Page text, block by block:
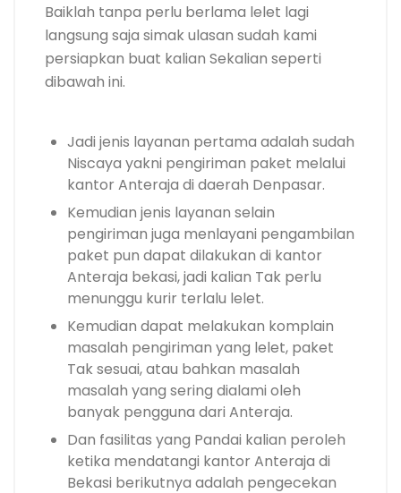
Baiklah tanpa perlu berlama lelet lagi
langsung saja simak ulasan sudah kami
persiapkan buat kalian Sekalian seperti
dibawah ini.
Jadi jenis layanan pertama adalah sudah
Niscaya yakni pengiriman paket melalui
kantor Anteraja di daerah Denpasar.
Kemudian jenis layanan selain
pengiriman juga menlayani pengambilan
paket pun dapat dilakukan di kantor
Anteraja bekasi, jadi kalian Tak perlu
menunggu kurir terlalu lelet.
Kemudian dapat melakukan komplain
masalah pengiriman yang lelet, paket
Tak sesuai, atau bahkan masalah
masalah yang sering dialami oleh
banyak pengguna dari Anteraja.
Dan fasilitas yang Pandai kalian peroleh
ketika mendatangi kantor Anteraja di
Bekasi berikutnya adalah pengecekan